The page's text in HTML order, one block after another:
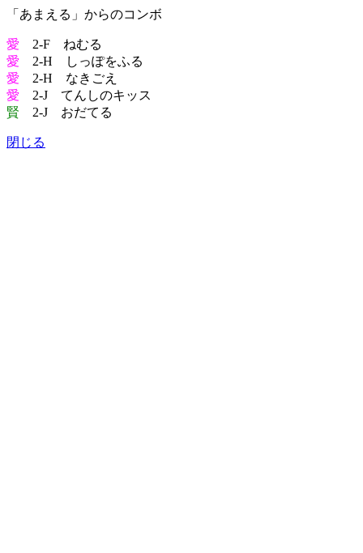
「あまえる」からのコンボ
愛 2-F ねむる
愛 2-H しっぽをふる
愛 2-H なきごえ
愛 2-J てんしのキッス
賢 2-J おだてる
閉じる